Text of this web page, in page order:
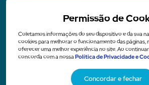
Permissão de
Coletamos informações do seu dispositivo e da sua
cookies para melhorar o funcionamento das páginas,
oferecer uma melhor experiência no site. Ao
concorda com a nossa Política de Privacidade e
Concordar e fechar